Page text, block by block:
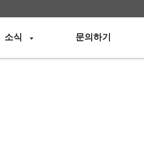
소식 문의하기